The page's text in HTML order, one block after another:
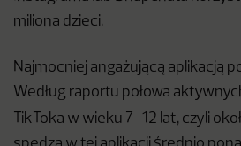
miliona dzieci.
Najmocniej angażującą aplikacją
Według raportu połowa
TikToka w wieku 7–12 lat, czyli